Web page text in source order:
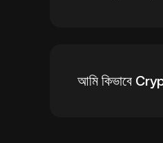
আমি কিভাবে